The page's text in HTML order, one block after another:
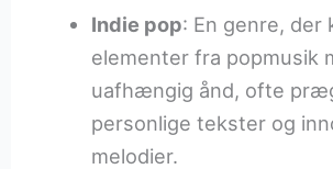
Indie pop: En genre, der
elementer fra popmusik
uafhængig ånd, ofte
personlige tekster og
melodier.